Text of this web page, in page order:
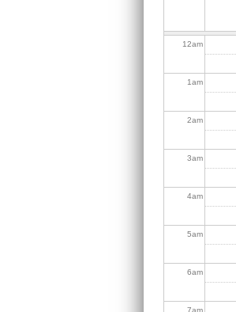
12am
1am
2am
3am
4am
5am
6am
7am